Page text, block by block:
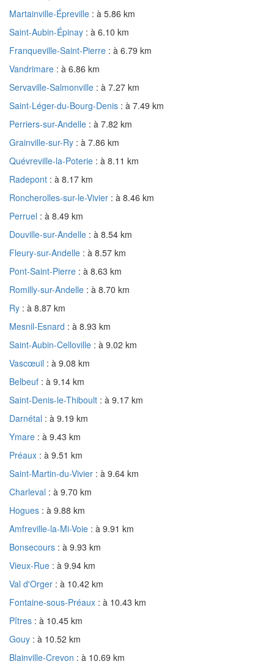
Martainville-Épreville : à 5.86 km
Saint-Aubin-Épinay : à 6.10 km
Franqueville-Saint-Pierre : à 6.79 km
Vandrimare : à 6.86 km
Servaville-Salmonville : à 7.27 km
Saint-Léger-du-Bourg-Denis : à 7.49 km
Perriers-sur-Andelle : à 7.82 km
Grainville-sur-Ry : à 7.86 km
Quévreville-la-Poterie : à 8.11 km
Radepont : à 8.17 km
Roncherolles-sur-le-Vivier : à 8.46 km
Perruel : à 8.49 km
Douville-sur-Andelle : à 8.54 km
Fleury-sur-Andelle : à 8.57 km
Pont-Saint-Pierre : à 8.63 km
Romilly-sur-Andelle : à 8.70 km
Ry : à 8.87 km
Mesnil-Esnard : à 8.93 km
Saint-Aubin-Celloville : à 9.02 km
Vascœuil : à 9.08 km
Belbeuf : à 9.14 km
Saint-Denis-le-Thiboult : à 9.17 km
Darnétal : à 9.19 km
Ymare : à 9.43 km
Préaux : à 9.51 km
Saint-Martin-du-Vivier : à 9.64 km
Charleval : à 9.70 km
Hogues : à 9.88 km
Amfreville-la-Mi-Voie : à 9.91 km
Bonsecours : à 9.93 km
Vieux-Rue : à 9.94 km
Val d'Orger : à 10.42 km
Fontaine-sous-Préaux : à 10.43 km
Pîtres : à 10.45 km
Gouy : à 10.52 km
Blainville-Crevon : à 10.69 km